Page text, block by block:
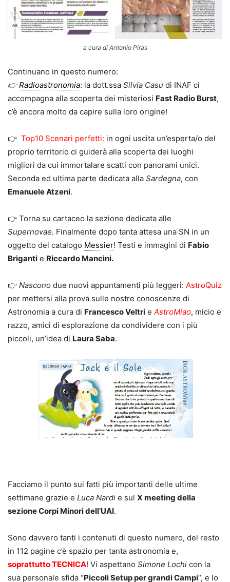
a cura di Antonio Piras
Continuano in questo numero:
👉Radioastronomia: la dott.ssa Silvia Casu di INAF ci
accompagna alla scoperta dei misteriosi Fast Radio Burst,
c’è ancora molto da capire sulla loro origine!
👉 Top10 Scenari perfetti: in ogni uscita un’esperta/o del
proprio territorio ci guiderà alla scoperta dei luoghi
migliori da cui immortalare scatti con panorami unici.
Seconda ed ultima parte dedicata alla Sardegna, con
Emanuele Atzeni.
👉 Torna su cartaceo la sezione dedicata alle
Supernovae. Finalmente dopo tanta attesa una SN in un
oggetto del catalogo Messier! Testi e immagini di Fabio
Briganti e Riccardo Mancini.
👉 Nascono due nuovi appuntamenti più leggeri: AstroQuiz
per mettersi alla prova sulle nostre conoscenze di
Astronomia a cura di Francesco Veltri e AstroMiao, micio e
razzo, amici di esplorazione da condividere con i più
piccoli, un’idea di Laura Saba.
Facciamo il punto sui fatti più importanti delle ultime
settimane grazie e Luca Nardi e sul X meeting della
sezione Corpi Minori dell’UAI.
Sono davvero tanti i contenuti di questo numero, del resto
in 112 pagine c’è spazio per tanta astronomia e,
soprattutto TECNICA! Vi aspettano Simone Lochi con la
sua personale sfida “Piccoli Setup per grandi Campi“, e lo